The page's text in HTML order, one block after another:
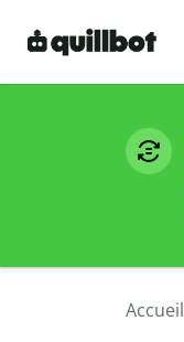
Accueil